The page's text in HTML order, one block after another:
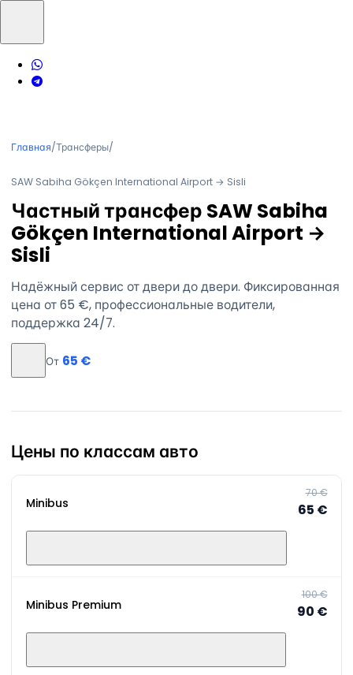
Главная/Трансферы/
SAW Sabiha Gökçen International Airport → Sisli
Частный трансфер SAW Sabiha
Gökçen International Airport →
Sisli
Надёжный сервис от двери до двери. Фиксированная
цена от 65 €, профессиональные водители,
поддержка 24/7.
От 65 €
Цены по классам авто
Minibus
70 €
65 €
Minibus Premium
100 €
90 €